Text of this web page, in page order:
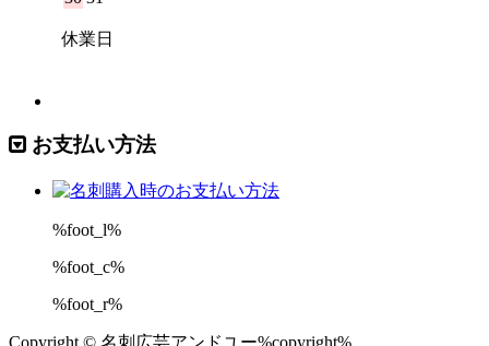
お支払い方法
%foot_l%
%foot_c%
%foot_r%
Copyright © 名刺広芸アンドユー%copyright%